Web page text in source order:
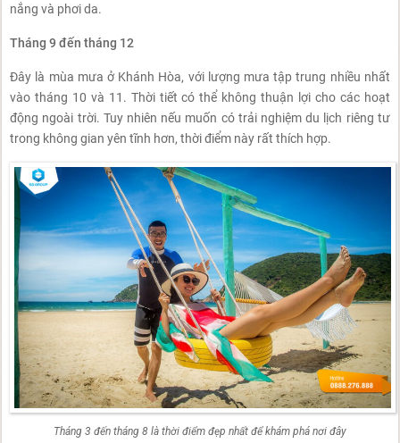
nắng và phơi da.
Tháng 9 đến tháng 12
Đây là mùa mưa ở Khánh Hòa, với lượng mưa tập trung nhiều nhất
vào tháng 10 và 11. Thời tiết có thể không thuận lợi cho các hoạt
động ngoài trời. Tuy nhiên nếu muốn có trải nghiệm du lịch riêng tư
trong không gian yên tĩnh hơn, thời điểm này rất thích hợp.
Tháng 3 đến tháng 8 là thời điểm đẹp nhất để khám phá nơi đây